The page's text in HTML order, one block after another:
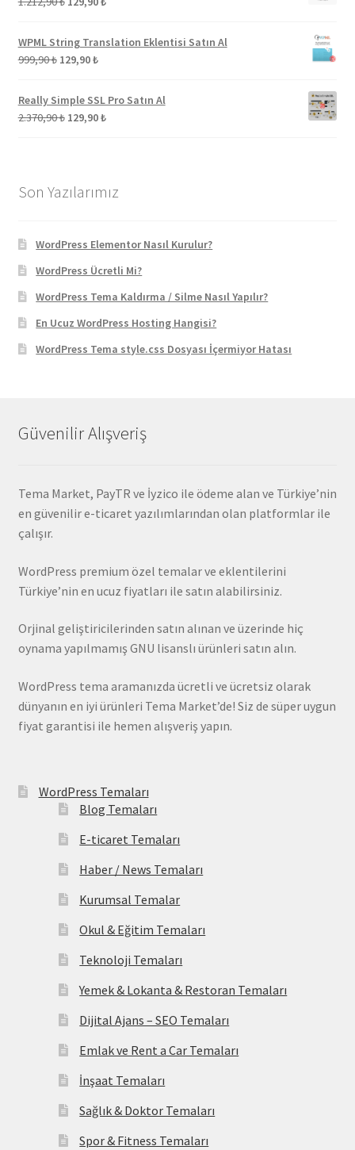
1.212,90 ₺.fiyat:
WPML String Translation Eklentisi Satın Al
999,90₺ Orijinal
999,90 ₺.
129,90₺Şu
fiyat:
129,90 ₺.
Really Simple SSL Pro Satın Al
2.370,90₺ Orijinal
129,90₺Şu
Son Yazılarımız
WordPress Elementor Nasıl Kurulur?
WordPress Ücretli Mi?
WordPress Tema Kaldırma / Silme Nasıl Yapılır?
En Ucuz WordPress Hosting Hangisi?
WordPress Tema style.css Dosyası İçermiyor Hatası
Güvenilir Alışveriş
Tema Market, PayTR ve İyzico ile ödeme alan ve Türkiye’nin
en güvenilir e-ticaret yazılımlarından olan platformlar ile
çalışır.
WordPress premium özel temalar ve eklentilerini
Türkiye’nin en ucuz fiyatları ile satın alabilirsiniz.
Orjinal geliştiricilerinden satın alınan ve üzerinde hiç
oynama yapılmamış GNU lisanslı ürünleri satın alın.
WordPress tema aramanızda ücretli ve ücretsiz olarak
dünyanın en iyi ürünleri Tema Market’de! Siz de süper uygun
fiyat garantisi ile hemen alışveriş yapın.
WordPress Temaları
Blog Temaları
E-ticaret Temaları
Haber / News Temaları
Kurumsal Temalar
Okul & Eğitim Temaları
Teknoloji Temaları
Yemek & Lokanta & Restoran Temaları
Dijital Ajans – SEO Temaları
Emlak ve Rent a Car Temaları
İnşaat Temaları
Sağlık & Doktor Temaları
Spor & Fitness Temaları